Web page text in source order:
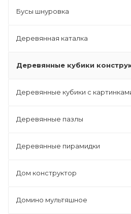
Бусы шнуровка
Деревянная каталка
Деревянные кубики
Деревянные кубики с
Деревянные пазлы
Деревянные пирамидки
Дом конструктор
Домино мультяшное